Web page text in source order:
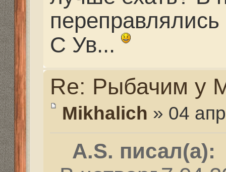
по телефону который
Re: Рыбачим у
Через Комарова-это
пункт?
Номер записал-
отзвонимся.
С Ув...